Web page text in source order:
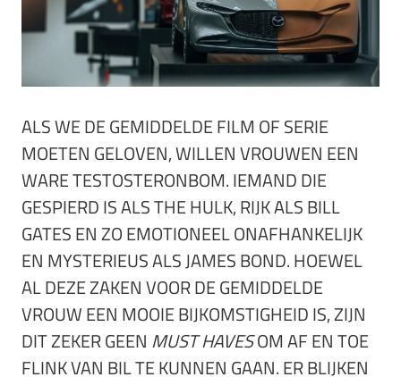
ALS WE DE GEMIDDELDE FILM OF SERIE
MOETEN GELOVEN, WILLEN VROUWEN EEN
WARE TESTOSTERONBOM. IEMAND DIE
GESPIERD IS ALS THE HULK, RIJK ALS BILL
GATES EN ZO EMOTIONEEL ONAFHANKELIJK
EN MYSTERIEUS ALS JAMES BOND. HOEWEL
AL DEZE ZAKEN VOOR DE GEMIDDELDE
VROUW EEN MOOIE BIJKOMSTIGHEID IS, ZIJN
DIT ZEKER GEEN MUST HAVESOM AF EN TOE
FLINK VAN BIL TE KUNNEN GAAN. ER BLIJKEN